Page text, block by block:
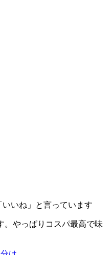
いいね」と言っています
。やっぱりコスパ最高で味